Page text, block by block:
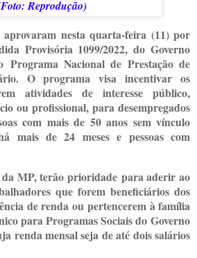
Reprodução)
aprovaram nesta quarta-feira (11) por
Provisória 1099/2022, do Governo
Programa Nacional de Prestação de
O programa visa incentivar os
atividades de interesse público,
ou profissional, para desempregados
com mais de 50 anos sem vínculo
mais de 24 meses e pessoas com
da MP, terão prioridade para aderir ao
que forem beneficiários dos
de renda ou pertencerem à família
para Programas Sociais do Governo
renda mensal seja de até dois salários